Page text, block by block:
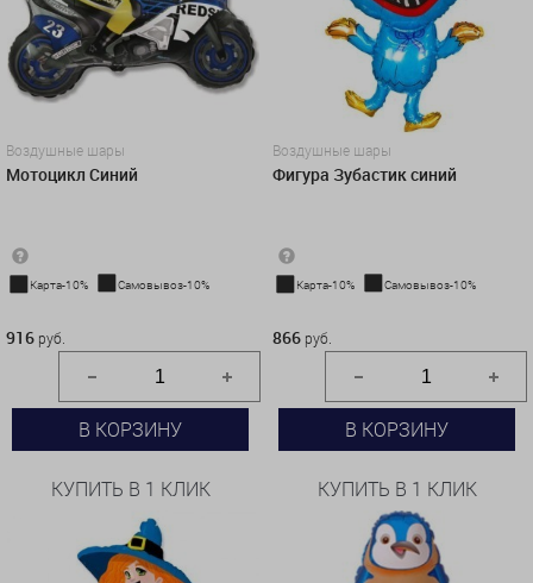
Воздушные шары
Мотоцикл Синий
Карта-10% Самовывоз-10%
916 руб.
В КОРЗИНУ
КУПИТЬ В 1 КЛИК
Воздушные шары
Фигура Зубастик синий
Карта-10% Самовывоз-10%
866 руб.
В КОРЗИНУ
КУПИТЬ В 1 КЛИК